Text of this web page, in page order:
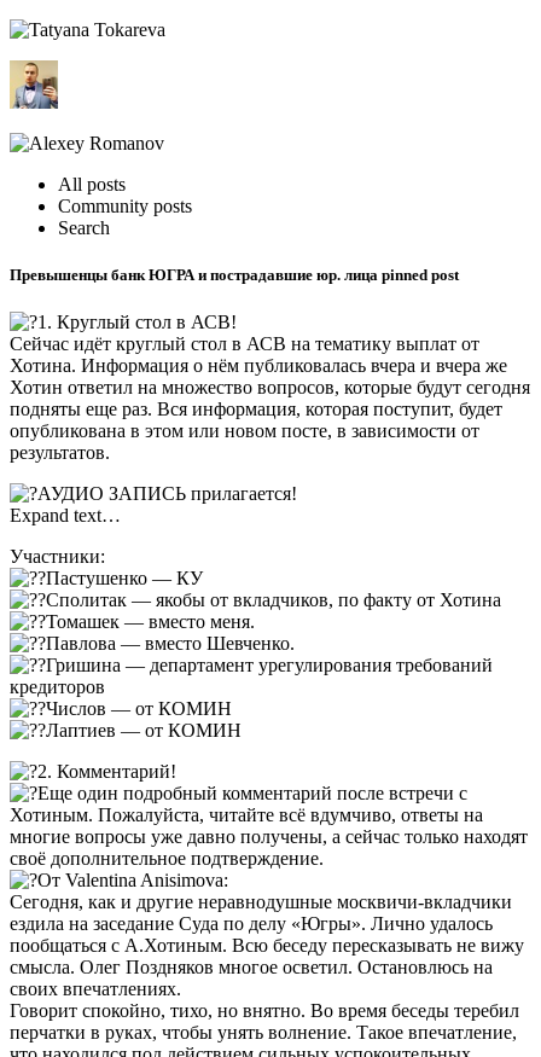
All posts
Community posts
Search
Превышенцы банк ЮГРА и пострадавшие юр. лица pinned post
1. Круглый стол в АСВ!
Сейчас идёт круглый стол в АСВ на тематику выплат от
Хотина. Информация о нём публиковалась вчера и вчера же
Хотин ответил на множество вопросов, которые будут сегодня
подняты еще раз. Вся информация, которая поступит, будет
опубликована в этом или новом посте, в зависимости от
результатов.
АУДИО ЗАПИСЬ прилагается!
Expand text…
Участники:
Пастушенко — КУ
Сполитак — якобы от вкладчиков, по факту от Хотина
Томашек — вместо меня.
Павлова — вместо Шевченко.
Гришина — департамент урегулирования требований
кредиторов
Числов — от КОМИН
Лаптиев — от КОМИН
2. Комментарий!
Еще один подробный комментарий после встречи с
Хотиным. Пожалуйста, читайте всё вдумчиво, ответы на
многие вопросы уже давно получены, а сейчас только находят
своё дополнительное подтверждение.
От Valentina Anisimova:
Сегодня, как и другие неравнодушные москвичи-вкладчики
ездила на заседание Суда по делу «Югры». Лично удалось
пообщаться с А.Хотиным. Всю беседу пересказывать не вижу
смысла. Олег Поздняков многое осветил. Остановлюсь на
своих впечатлениях.
Говорит спокойно, тихо, но внятно. Во время беседы теребил
перчатки в руках, чтобы унять волнение. Такое впечатление,